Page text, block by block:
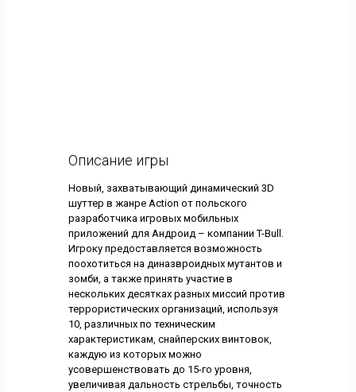
Описание игры
Новый, захватывающий динамический 3D
шуттер в жанре Action от польского
разработчика игровых мобильных
приложений для Андроид – компании T-Bull.
Игроку предоставляется возможность
поохотиться на диназвроидных мутантов и
зомби, а также принять участие в
нескольких десятках разных миссий против
террористических организаций, используя
10, различных по техническим
характеристикам, снайперских винтовок,
каждую из которых можно
усовершенствовать до 15-го уровня,
увеличивая дальность стрельбы, точность